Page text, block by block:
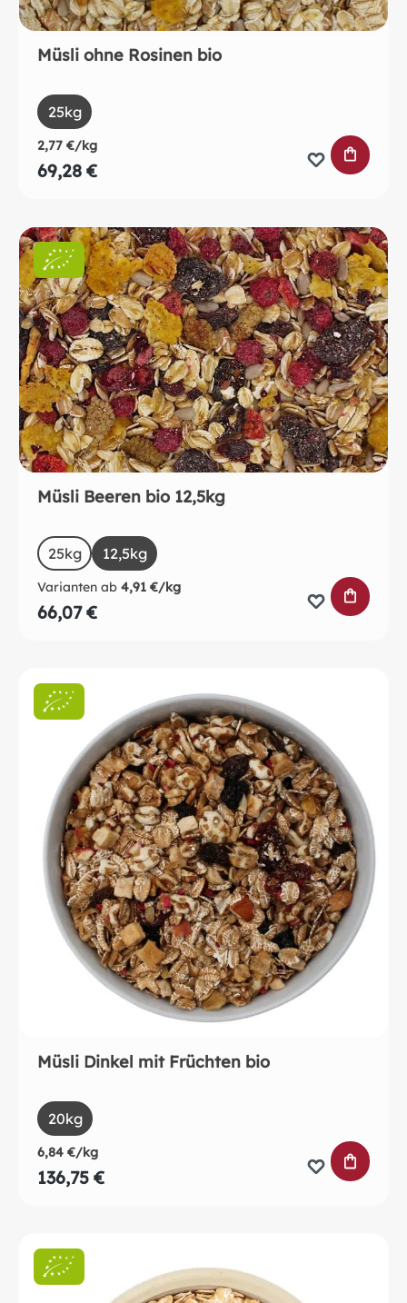
Müsli ohne Rosinen bio
Sizeauswählen
25kg
2,77 €/kg
69,28 €
IN DEN
Müsli Beeren bio 12,5kg
Sizeauswählen
25kg(Diese Option ist zurzeit nicht verfügbar.)
12,5kg
Varianten ab 4,91 €/kg
66,07 €
IN DEN
Müsli Dinkel mit Früchten bio
Sizeauswählen
20kg
6,84 €/kg
136,75 €
IN DEN